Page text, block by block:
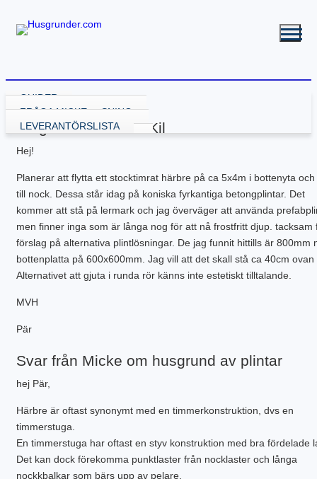
GUIDER
VÄLJA GRUNDLÖSNING
GRUND MED GJUTNING
GJUTA PLATTA – STARTA HÄR
PLATTA – GARAGE
PLATTA – INDUSTRI
PLATTA – KÄLLARE
PLATTA – UTERUM
PLATTA – PÅLNING
PLATTA – STALL
PLATTA – TILLBYGGNAD
PLATTA – VÄXTHUS
NY KÄLLARE
BYGGA KÄLLARE – ATTEFALL
BALK – KRYPGRUND
KRYPGRUND – ATTEFALL
KRYPGRUND – TILLBYGGNAD
BALK – VÄXTHUS
RENOVERA HUSGRUND
KÄLLARE MED FUKT
KÄLLARRENOVERING
RADONSÄKRA DIN KÄLLARE
EW GRUNDRENOVERING
KRYPGRUND – GJUT IGEN
KRYPGRUND – AVFUKTARE
MEKANISKT VENTGOLV
RADONSÄKRA DIN KÄLLARE
GJUTEN ISOLERAD POOL
POOLGRUND
FLER GUIDER
BETONG
BYGGA ALTAN
DRÄNERANDE MATERIAL
GRUNDRITNINGAR
GRUNDLÄGGNING PÅ BERG
MARK & TRÄDGÅRD
L-STÖD OCH STÖDMURAR
PLINTGRUND
VATTENBUREN GOLVVÄRME
DOWNLOADS
FRÅGA MICKE
LEVERANTÖRSLISTA
Fråga från Pär från Kil
Hej!
Planerar att flytta ett stocktimrat härbre på ca 5x4m i bottenyta
till nock. Dessa står idag på koniska fyrkantiga betongplintar. Det
kommer att stå på lermark och jag överväger att använda
men finner inga som är långa nog för att nå frostfritt djup. tacksam
förslag på alternativa plintlösningar. De jag funnit hittills är 800mm
bottenplatta på 600x600mm. Jag vill att det skall stå ca 40cm ovan
Alternativet att gjuta i runda rör känns inte estetiskt tilltalande.
MVH
Pär
Svar från Micke om husgrund av plintar
hej Pär,
Härbre är oftast synonymt med en timmerkonstruktion, dvs en
timmerstuga.
En timmerstuga har oftast en styv konstruktion med bra fördelade
Det kan dock förekomma punktlaster från nocklaster och långa
nockkbalkar som bärs upp av pelare.